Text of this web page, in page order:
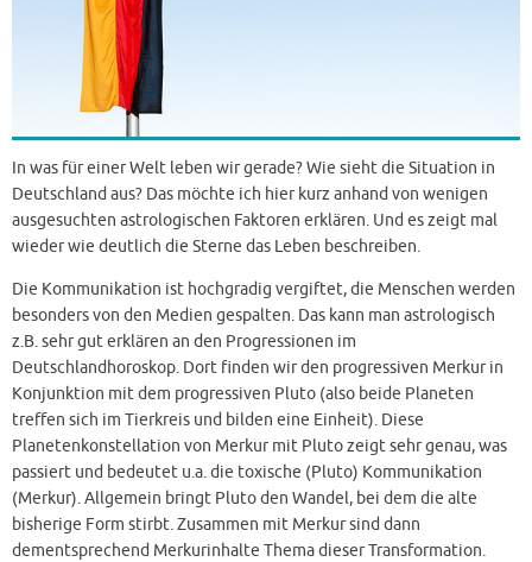
In was für einer Welt leben wir gerade? Wie sieht die Situation in
Deutschland aus? Das möchte ich hier kurz anhand von wenigen
ausgesuchten astrologischen Faktoren erklären. Und es zeigt mal
wieder wie deutlich die Sterne das Leben beschreiben.
Die Kommunikation ist hochgradig vergiftet, die Menschen werden
besonders von den Medien gespalten. Das kann man astrologisch
z.B. sehr gut erklären an den Progressionen im
Deutschlandhoroskop. Dort finden wir den progressiven Merkur in
Konjunktion mit dem progressiven Pluto (also beide Planeten
treffen sich im Tierkreis und bilden eine Einheit). Diese
Planetenkonstellation von Merkur mit Pluto zeigt sehr genau, was
passiert und bedeutet u.a. die toxische (Pluto) Kommunikation
(Merkur). Allgemein bringt Pluto den Wandel, bei dem die alte
bisherige Form stirbt. Zusammen mit Merkur sind dann
dementsprechend Merkurinhalte Thema dieser Transformation.